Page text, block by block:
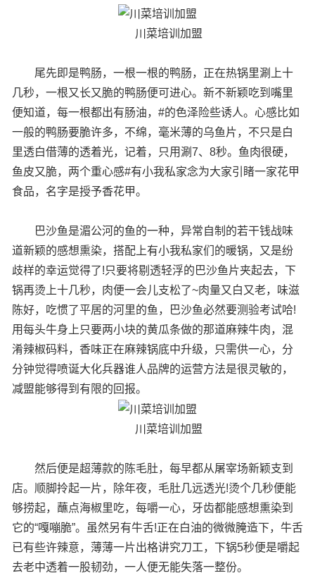
川菜培训加盟
尾先即是鸭肠，一根一根的鸭肠，正在热锅里涮上十
几秒，一根又长又脆的鸭肠便可进心。新不新颖吃到嘴里
便知道，每一根都出有肠油，#的色泽险些诱人。心感比如
一般的鸭肠要脆许多，不绵，毫米薄的乌鱼片，不只是白
里透白借薄的透着光，记着，只用涮7、8秒。鱼肉很硬，
鱼皮又脆，两个重心感#有小我私家念为大家引睹一家花甲
食品，名字是授予香花甲。
巴沙鱼是湄公河的鱼的一种，异常自制的若干钱战味
道新颖的感想熏染，搭配上有小我私家们的暖锅，又是纷
歧样的幸运觉得了!只要将剔透轻浮的巴沙鱼片夹起去，下
锅再烫上十几秒，肉便一会儿支松了~肉量又白又老，味滋
陈好，吃惯了平居的河里的鱼，巴沙鱼必然要测验考试哈!
用每头牛身上只要两小块的黄瓜条做的那道麻辣牛肉，混
淆辣椒码料，香味正在麻辣锅底中升级，只需供一心，分
分钟觉得喷诞大化兵器谁人品牌的运营方法是很灵敏的，
减盟能够得到有限的回报。
川菜培训加盟
然后便是超薄款的陈毛肚，每早都从屠宰场新颖支到
店。顺脚拎起一片，除年夜，毛肚几远透光!烫个几秒便能
够捞起，蘸点海椒里吃，每嚼一心，牙齿都能感想熏染到
它的“嘎嘣脆”。虽然另有牛舌!正在白油的微微腌造下，牛舌
已有些许辣意，薄薄一片出格讲究刀工，下锅5秒便是嚼起
去老中透着一股韧劲，一人便无能失落一整份。